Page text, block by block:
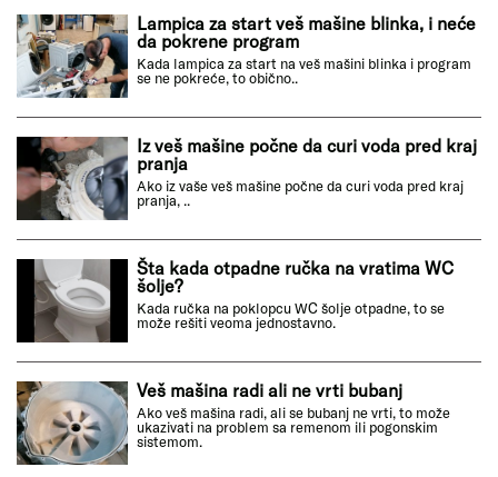
Lampica za start veš mašine blinka, i neće
da pokrene program
Kada lampica za start na veš mašini blinka i program
se ne pokreće, to obično..
Iz veš mašine počne da curi voda pred kraj
pranja
Ako iz vaše veš mašine počne da curi voda pred kraj
pranja, ..
Šta kada otpadne ručka na vratima WC
šolje?
Kada ručka na poklopcu WC šolje otpadne, to se
može rešiti veoma jednostavno.
Veš mašina radi ali ne vrti bubanj
Ako veš mašina radi, ali se bubanj ne vrti, to može
ukazivati na problem sa remenom ili pogonskim
sistemom.